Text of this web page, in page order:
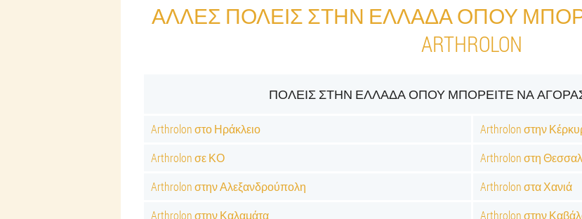
ΆΛΛΕΣ ΠΌΛΕΙΣ ΣΤΗΝ ΕΛΛΆΔΑ ΌΠΟΥ
ARTHROLON
ΠΌΛΕΙΣ ΣΤΗΝ ΕΛΛΆΔΑ ΌΠΟΥ ΜΠΟΡΕΊΤΕ ΝΑ
Arthrolon στο Ηράκλειο
Arthrolon στην
Arthrolon σε ΚΟ
Arthrolon στη
Arthrolon στην Αλεξανδρούπολη
Arthrolon στα Χανιά
Arthrolon στην Καλαμάτα
Arthrolon στην